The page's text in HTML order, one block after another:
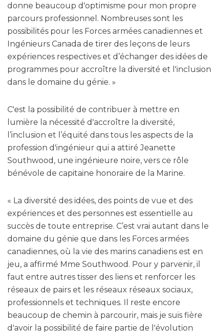
donne beaucoup d'optimisme pour mon propre
parcours professionnel. Nombreuses sont les
possibilités pour les Forces armées canadiennes et
Ingénieurs Canada de tirer des leçons de leurs
expériences respectives et d’échanger des idées de
programmes pour accroître la diversité et l'inclusion
dans le domaine du génie. »
C'est la possibilité de contribuer à mettre en
lumière la nécessité d'accroître la diversité,
l’inclusion et l’équité dans tous les aspects de la
profession d'ingénieur qui a attiré Jeanette
Southwood, une ingénieure noire, vers ce rôle
bénévole de capitaine honoraire de la Marine.
« La diversité des idées, des points de vue et des
expériences et des personnes est essentielle au
succès de toute entreprise. C’est vrai autant dans le
domaine du génie que dans les Forces armées
canadiennes, où la vie des marins canadiens est en
jeu, a affirmé Mme Southwood. Pour y parvenir, il
faut entre autres tisser des liens et renforcer les
réseaux de pairs et les réseaux réseaux sociaux,
professionnels et techniques. Il reste encore
beaucoup de chemin à parcourir, mais je suis fière
d'avoir la possibilité de faire partie de l'évolution